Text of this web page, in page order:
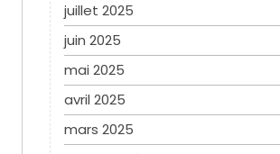
juillet 2025
juin 2025
mai 2025
avril 2025
mars 2025